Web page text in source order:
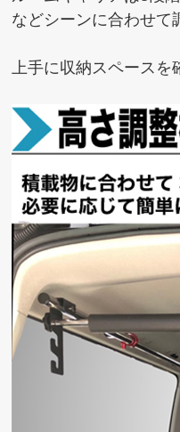
などシーンに合わせて
上手に収納スペースを